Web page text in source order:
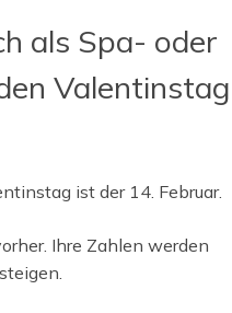
als Spa- oder
Valentinstag
ist der 14. Februar.
Ihre Zahlen werden